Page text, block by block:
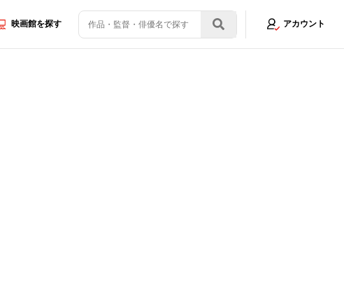
映画館を探す アカウント
の想い。のびやかに”好き”を極めた「20代、満足です！」